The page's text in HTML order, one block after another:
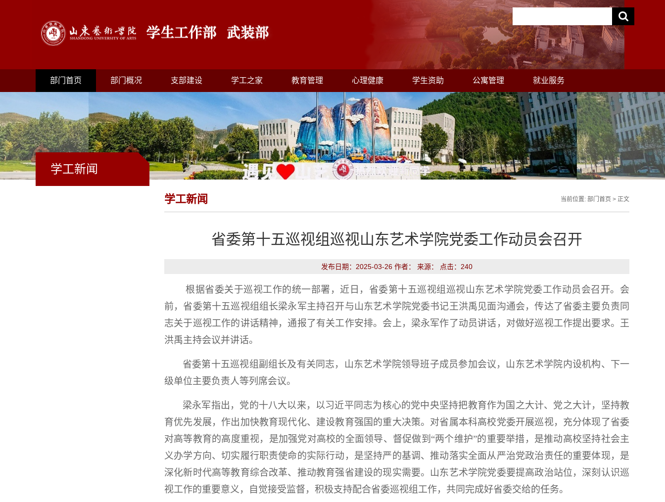
部门首页 部门概况 支部建设 学工之家 教育管理 心理健康 学生资助 公寓管理 就业服务
学工新闻
学工新闻 当前位置: 部门首页 > 正文
省委第十五巡视组巡视山东艺术学院党委工作动员会召开
发布日期：2025-03-26 作者： 来源： 点击： 240
根据省委关于巡视工作的统一部署，近日，省委第十五巡视组巡视山东艺术学院党委工作动员会召开。会
前，省委第十五巡视组组长梁永军主持召开与山东艺术学院党委书记王洪禹见面沟通会，传达了省委主要负责同
志关于巡视工作的讲话精神，通报了有关工作安排。会上，梁永军作了动员讲话，对做好巡视工作提出要求。王
洪禹主持会议并讲话。
省委第十五巡视组副组长及有关同志，山东艺术学院领导班子成员参加会议，山东艺术学院内设机构、下一
级单位主要负责人等列席会议。
梁永军指出，党的十八大以来，以习近平同志为核心的党中央坚持把教育作为国之大计、党之大计，坚持教
育优先发展，作出加快教育现代化、建设教育强国的重大决策。对省属本科高校党委开展巡视，充分体现了省委
对高等教育的高度重视，是加强党对高校的全面领导、督促做到“两个维护”的重要举措，是推动高校坚持社会主
义办学方向、切实履行职责使命的实际行动，是坚持严的基调、推动落实全面从严治党政治责任的重要体现，是
深化新时代高等教育综合改革、推动教育强省建设的现实需要。山东艺术学院党委要提高政治站位，深刻认识巡
视工作的重要意义，自觉接受监督，积极支持配合省委巡视组工作，共同完成好省委交给的任务。